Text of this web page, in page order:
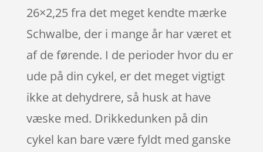
26×2,25 fra det meget kendte mærke
Schwalbe, der i mange år har været et
af de førende. I de perioder hvor du er
ude på din cykel, er det meget vigtigt
ikke at dehydrere, så husk at have
væske med. Drikkedunken på din
cykel kan bare være fyldt med ganske